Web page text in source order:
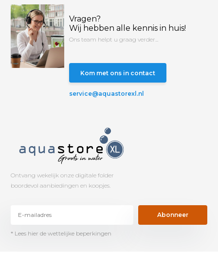
Vragen?
Wij hebben alle kennis in huis!
Ons team helpt u graag verder...
Kom met ons in contact
service@aquastorexl.nl
Ontvang wekelijk onze digitale folder
boordevol aanbiedingen en koopjes.
Abonneer
* Lees hier de wettelijke beperkingen